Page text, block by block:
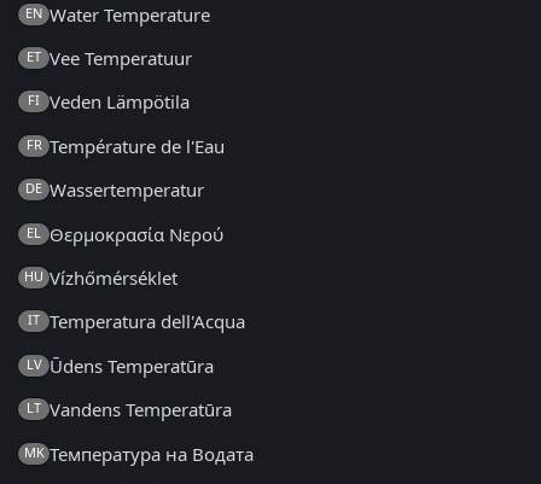
EN Water Temperature
ET Vee Temperatuur
FI Veden Lämpötila
FR Température de l'Eau
DE Wassertemperatur
EL Θερμοκρασία Νερού
HU Vízhőmérséklet
IT Temperatura dell'Acqua
LV Ūdens Temperatūra
LT Vandens Temperatūra
MK Температура на Водата